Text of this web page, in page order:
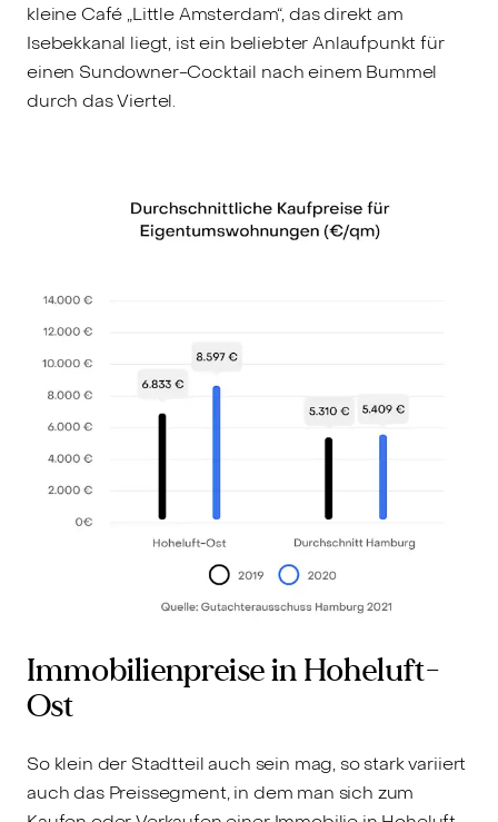
kleine Café „Little Amsterdam“, das direkt am
Isebekkanal liegt, ist ein beliebter Anlaufpunkt für
einen Sundowner-Cocktail nach einem Bummel
durch das Viertel.
Immobilienpreise in Hoheluft-
Ost
So klein der Stadtteil auch sein mag, so stark variiert
auch das Preissegment, in dem man sich zum